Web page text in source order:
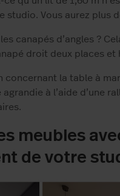
studio. Vous aurez plus
canapés d’angles ?
droit deux places et
concernant la table à
à l’aide d’une
meubles
de votre